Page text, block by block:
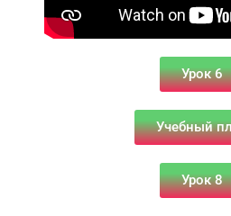
Урок 6
Учебный
Урок 8